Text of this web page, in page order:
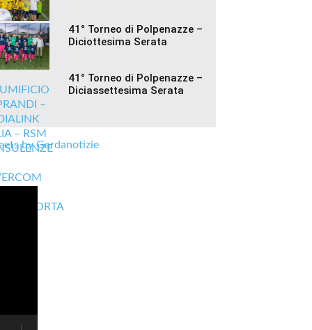
41° Torneo di Polpenazze –
Diciottesima Serata
41° Torneo di Polpenazze –
Diciassettesima Serata
by Gardanotizie